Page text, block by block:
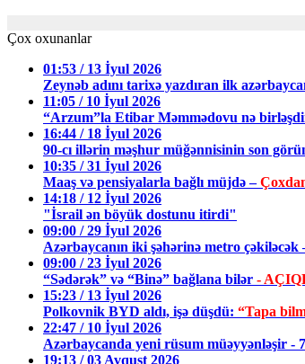
Çox oxunanlar
01:53 / 13 İyul 2026
Zeynəb adını tarixə yazdıran ilk
11:05 / 10 İyul 2026
“Arzum”la Etibar Məmmədovu nə
16:44 / 18 İyul 2026
90-cı illərin məşhur müğənnisinin son
10:35 / 31 İyul 2026
Maaş və pensiyalarla bağlı müjdə –
14:18 / 12 İyul 2026
"İsrail ən böyük dostunu itirdi"
09:00 / 29 İyul 2026
Azərbaycanın iki şəhərinə metro çəkiləcək
09:00 / 23 İyul 2026
“Sədərək” və “Binə” bağlana bilər -
15:23 / 13 İyul 2026
Polkovnik BYD aldı, işə düşdü: “Tapa
22:47 / 10 İyul 2026
Azərbaycanda yeni rüsum müəyyənləşir -
19:13 / 03 Avqust 2026